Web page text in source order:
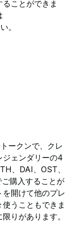
ことができま
。
ークンで、クレ
ジェンダリーの4
、DAI、OST、
購入することが
開けて他のプレ
うこともできま
りがあります。